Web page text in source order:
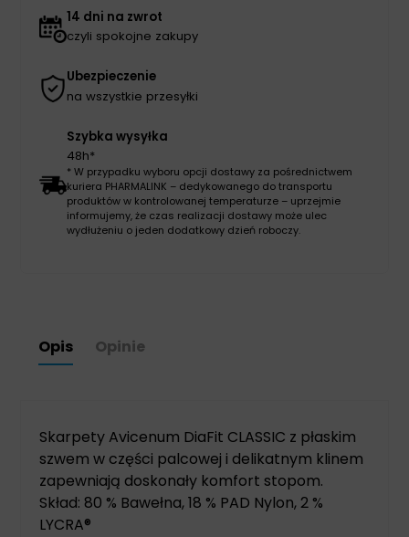
14 dni na zwrot
czyli spokojne zakupy
Ubezpieczenie
na wszystkie przesyłki
Szybka wysyłka
48h*
* W przypadku wyboru opcji dostawy za pośrednictwem
kuriera PHARMALINK – dedykowanego do transportu
produktów w kontrolowanej temperaturze – uprzejmie
informujemy, że czas realizacji dostawy może ulec
wydłużeniu o jeden dodatkowy dzień roboczy.
Opis Opinie
Skarpety Avicenum DiaFit CLASSIC z płaskim
szwem w części palcowej i delikatnym klinem
zapewniają doskonały komfort stopom.
Skład: 80 % Bawełna, 18 % PAD Nylon, 2 %
LYCRA®